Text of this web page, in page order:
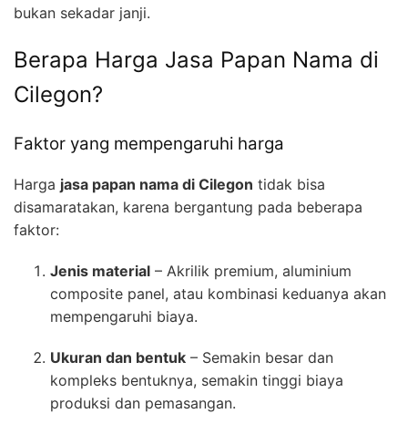
bukan sekadar janji.
Berapa Harga Jasa Papan Nama di
Cilegon?
Faktor yang mempengaruhi harga
Harga jasa papan nama di Cilegon tidak bisa
disamaratakan, karena bergantung pada beberapa
faktor:
Jenis material – Akrilik premium, aluminium
composite panel, atau kombinasi keduanya akan
mempengaruhi biaya.
Ukuran dan bentuk – Semakin besar dan
kompleks bentuknya, semakin tinggi biaya
produksi dan pemasangan.